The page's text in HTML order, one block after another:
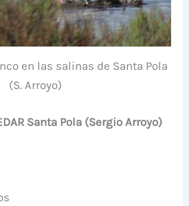
en las salinas de Santa Pola
(S. Arroyo)
Santa Pola (Sergio Arroyo)